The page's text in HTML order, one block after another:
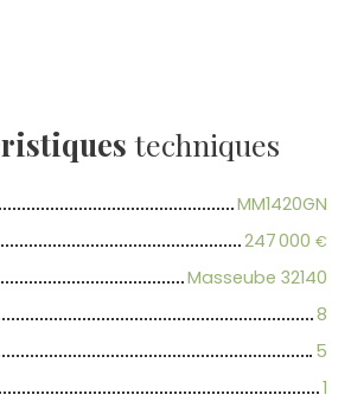
techniques
MM1420GN
247 000 €
Masseube 32140
8
5
1